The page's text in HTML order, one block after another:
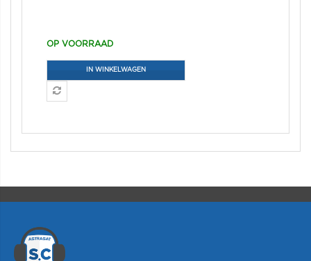
OP VOORRAAD
IN WINKELWAGEN